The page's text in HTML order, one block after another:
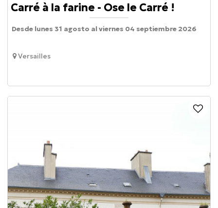
Carré à la farine - Ose le Carré !
Versailles
Desde lunes 31 agosto al viernes 04 septiembre 2026